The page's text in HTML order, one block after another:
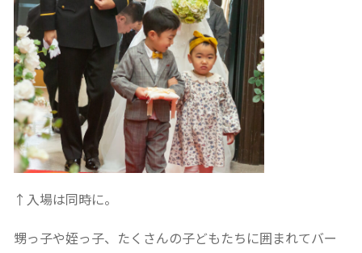
↑入場は同時に。
甥っ子や姪っ子、たくさんの子どもたちに囲まれてバー